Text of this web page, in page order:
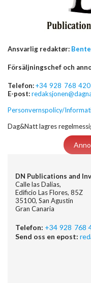
Ansvarlig redaktør:
Försäljningschef och
Telefon:+34 928 768 420
E-post:
Personvernspolicy/
Dag&Natt lagres
DN Publications and
Calle las Dalias,
Edificio Las Flores, 85Z
35100, San Agustin
Gran Canaria
Telefon: +34 928 768
Send oss en epost: